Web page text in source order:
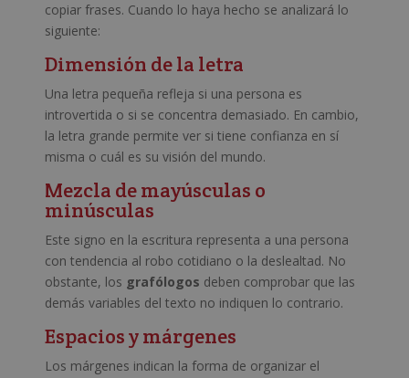
copiar frases. Cuando lo haya hecho se analizará lo
siguiente:
Dimensión de la letra
Una letra pequeña refleja si una persona es
introvertida o si se concentra demasiado. En cambio,
la letra grande permite ver si tiene confianza en sí
misma o cuál es su visión del mundo.
Mezcla de mayúsculas o
minúsculas
Este signo en la escritura representa a una persona
con tendencia al robo cotidiano o la deslealtad. No
obstante, los grafólogos deben comprobar que las
demás variables del texto no indiquen lo contrario.
Espacios y márgenes
Los márgenes indican la forma de organizar el